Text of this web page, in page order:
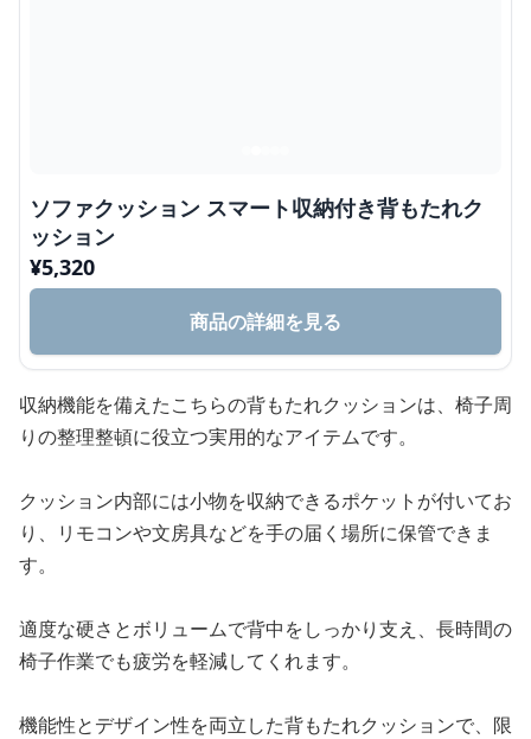
ソファクッション スマート収納付き背もたれク
ッション
¥5,320
商品の詳細を見る
収納機能を備えたこちらの背もたれクッションは、椅子周
りの整理整頓に役立つ実用的なアイテムです。
クッション内部には小物を収納できるポケットが付いてお
り、リモコンや文房具などを手の届く場所に保管できま
す。
適度な硬さとボリュームで背中をしっかり支え、長時間の
椅子作業でも疲労を軽減してくれます。
機能性とデザイン性を両立した背もたれクッションで、限